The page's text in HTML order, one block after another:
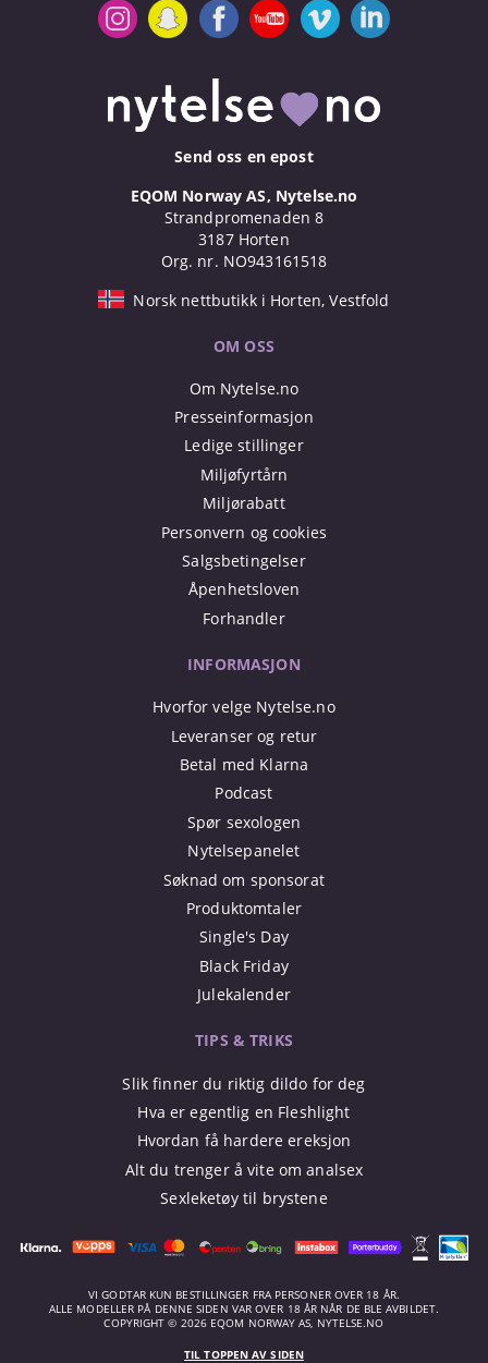
Send oss en epost
EQOM Norway AS, Nytelse.no
Strandpromenaden 8
3187 Horten
Org. nr. NO943161518
Norsk nettbutikk i Horten, Vestfold
OM OSS
Om Nytelse.no
Presseinformasjon
Ledige stillinger
Miljøfyrtårn
Miljørabatt
Personvern og cookies
Salgsbetingelser
Åpenhetsloven
Forhandler
INFORMASJON
Hvorfor velge Nytelse.no
Leveranser og retur
Betal med Klarna
Podcast
Spør sexologen
Nytelsepanelet
Søknad om sponsorat
Produktomtaler
Single's Day
Black Friday
Julekalender
TIPS & TRIKS
Slik finner du riktig dildo for deg
Hva er egentlig en Fleshlight
Hvordan få hardere ereksjon
Alt du trenger å vite om analsex
Sexleketøy til brystene
VI GODTAR KUN BESTILLINGER FRA PERSONER OVER 18 ÅR.
ALLE MODELLER PÅ DENNE SIDEN VAR OVER 18 ÅR NÅR DE BLE AVBILDET.
COPYRIGHT © 2026 EQOM NORWAY AS, NYTELSE.NO
TIL TOPPEN AV SIDEN